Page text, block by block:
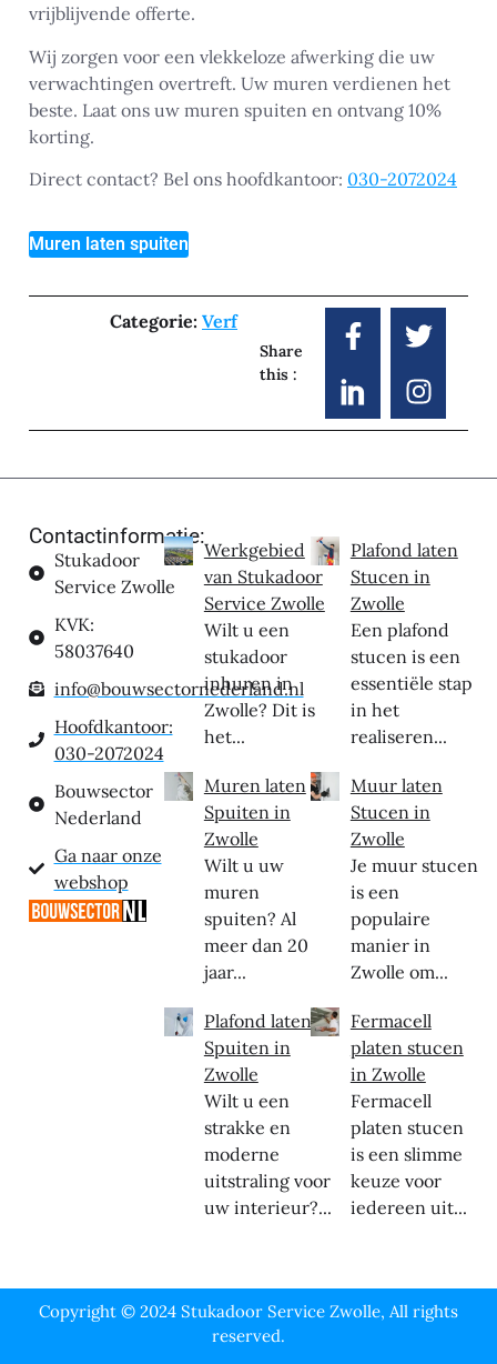
vrijblijvende offerte.
Wij zorgen voor een vlekkeloze afwerking die uw
verwachtingen overtreft. Uw muren verdienen het
beste. Laat ons uw muren spuiten en ontvang 10%
korting.
Direct contact? Bel ons hoofdkantoor: 030-2072024
Muren laten spuiten
Categorie: Verf
Share
this :
Contactinformatie:
Stukadoor
Service Zwolle
KVK:
58037640
info@bouwsectornederland.nl
Hoofdkantoor:
030-2072024
Bouwsector
Nederland
Ga naar onze
webshop
Werkgebied
van Stukadoor
Service Zwolle
Wilt u een
stukadoor
inhuren in
Zwolle? Dit is
het...
Muren laten
Spuiten in
Zwolle
Wilt u uw
muren
spuiten? Al
meer dan 20
jaar...
Plafond laten
Spuiten in
Zwolle
Wilt u een
strakke en
moderne
uitstraling voor
uw interieur?...
Plafond laten
Stucen in
Zwolle
Een plafond
stucen is een
essentiële stap
in het
realiseren...
Muur laten
Stucen in
Zwolle
Je muur stucen
is een
populaire
manier in
Zwolle om...
Fermacell
platen stucen
in Zwolle
Fermacell
platen stucen
is een slimme
keuze voor
iedereen uit...
Copyright © 2024 Stukadoor Service Zwolle, All rights
reserved.